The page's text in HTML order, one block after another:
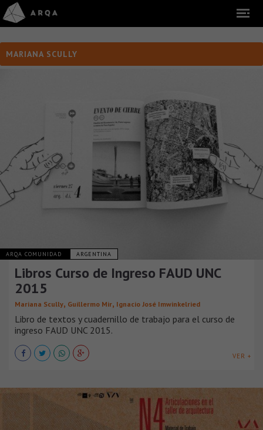
MARIANA SCULLY
ARQA COMUNIDAD ARGENTINA
Libros Curso de Ingreso FAUD UNC
2015
Mariana Scully, Guillermo Mir, Ignacio José Imwinkelried
Libro de textos y cuadernillo de trabajo para el curso de
ingreso FAUD UNC 2015.
VER +